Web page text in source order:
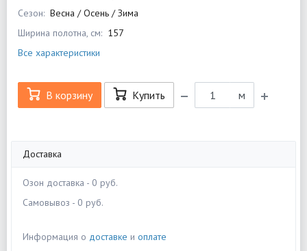
Сезон: Весна / Осень / Зима
Ширина полотна, см: 157
Все характеристики
В корзину Купить м
Доставка
Озон доставка - 0 руб.
Самовывоз - 0 руб.
Информация о доставке и оплате